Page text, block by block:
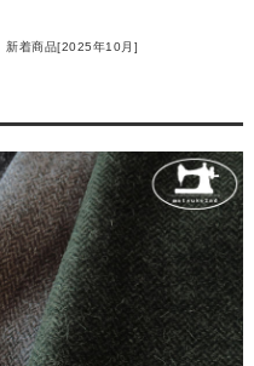
新着商品[2025年10月]